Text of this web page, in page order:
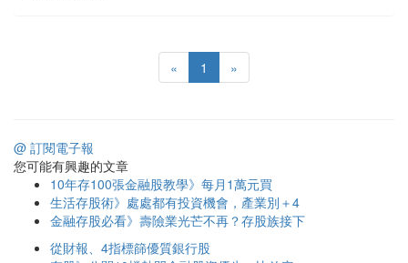
« 1 »
@ 訂閱電子報
您可能有興趣的文章
10年存100張金融股教學》每月1萬元買
生活存股術》處處都有投資機會，產業別＋4
金融存股必看》壽險業光芒不再？存股族接下
從財報、4指標篩優質銀行股